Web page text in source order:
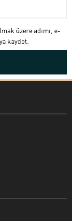
üzere adımı, e-
kaydet.